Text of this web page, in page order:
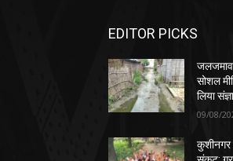
EDITOR PICKS
जलजमाव
सोशल
लिया
09/08/
कुशीनगर